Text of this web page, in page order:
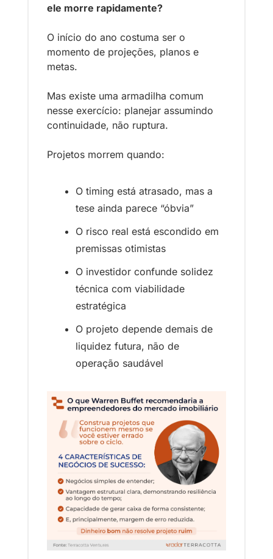
ele morre rapidamente?
O início do ano costuma ser o
momento de projeções, planos e
metas.
Mas existe uma armadilha comum
nesse exercício: planejar assumindo
continuidade, não ruptura.
Projetos morrem quando:
O timing está atrasado, mas a
tese ainda parece “óbvia”
O risco real está escondido em
premissas otimistas
O investidor confunde solidez
técnica com viabilidade
estratégica
O projeto depende demais de
liquidez futura, não de
operação saudável